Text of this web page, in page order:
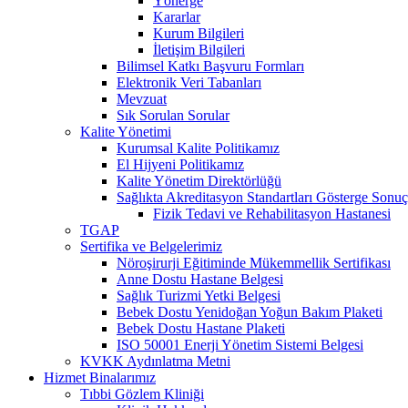
Kararlar
Kurum Bilgileri
İletişim Bilgileri
Bilimsel Katkı Başvuru Formları
Elektronik Veri Tabanları
Mevzuat
Sık Sorulan Sorular
Kalite Yönetimi
Kurumsal Kalite Politikamız
El Hijyeni Politikamız
Kalite Yönetim Direktörlüğü
Sağlıkta Akreditasyon Standartları Gösterge
Fizik Tedavi ve Rehabilitasyon Hastanesi
TGAP
Sertifika ve Belgelerimiz
Nöroşirurji Eğitiminde Mükemmellik Sertifikası
Anne Dostu Hastane Belgesi
Sağlık Turizmi Yetki Belgesi
Bebek Dostu Yenidoğan Yoğun Bakım Plaketi
Bebek Dostu Hastane Plaketi
ISO 50001 Enerji Yönetim Sistemi Belgesi
KVKK Aydınlatma Metni
Hizmet Binalarımız
Tıbbi Gözlem Kliniği